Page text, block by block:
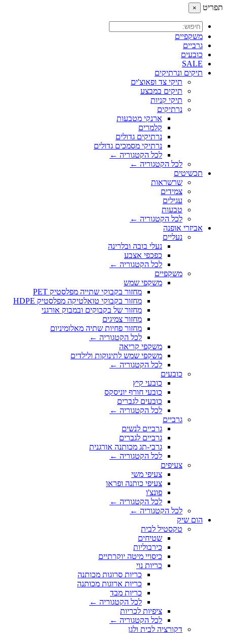
תפריט ×
משקפיים
גרביים
כובעים
SALE
תיקים ונרתיקים
תיקי צד ופאוצ'ים
תיקים במבצע
תיקי קניות
נרתיקים
ארנקי מטבעות
קלמרים
נרתיקים גדולים
נרתיקי מסמכים גדולים
לכל הקטגוריה ←
לכל הקטגוריה ←
תכשיטים
שרשראות
צמידים
עגילים
טבעות
לכל הקטגוריה ←
אביזרי אופנה
נעליים
נעלי בובה ובלרינה
כפכפי אצבע
לכל הקטגוריה ←
משקפיים
משקפי שמש
מחזור בקבוקי שתייה מפלסטיק PET
מחזור בקבוקי טואלטיקה מפלסטיק HDPE
מחזור של בקבוקים ובמבוק אורגני
מחזור צמיגים
מחזור פחיות שתיה מאלומיניום
לכל הקטגוריה ←
משקפי קריאה
משקפי שמש לתינוקות ולילדים
לכל הקטגוריה ←
כובעים
כובעי קיץ
כובעי חורף יוניסקס
כובעים לגברים
לכל הקטגוריה ←
גרביים
גרביים לנשים
גרביים לגברים
גרבי-תג מכותנה אורגנית
לכל הקטגוריה ←
צעיפים
צעיפי משי
צעיפי כותנה ופראו
פונצ'ו
לכל הקטגוריה ←
לכל הקטגוריה ←
הום שיק
טקסטיל לבית
שטיחים
כירבוליות
כיסויי מיטה יוקרתיים
כריות נוי
כריות סרוגות מכותנה
כריות ארוגות מכותנה
כריות מבד
לכל הקטגוריה ←
ציפיות לכריות
לכל הקטגוריה ←
דקורציה לבית ולגן